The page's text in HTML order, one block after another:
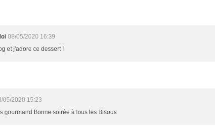
08/05/2020 16:39
et j'adore ce dessert !
05/2020 15:23
gourmand Bonne soirée à tous les Bisous